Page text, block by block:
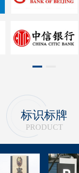
标识标牌
PRODUCT